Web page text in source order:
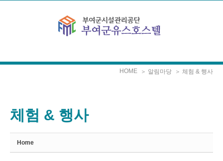
HOME ＞ 알림마당 ＞ 체험 & 행사
체험 & 행사
Home